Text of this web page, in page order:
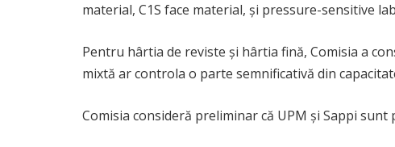
material, C1S face material, și pressure-sensitive
Pentru hârtia de reviste și hârtia fină, Comisia a
mixtă ar controla o parte semnificativă din
Comisia consideră preliminar că UPM și Sappi